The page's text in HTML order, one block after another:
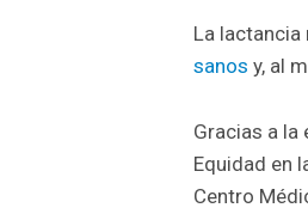
La lactancia
sanos y, al
Gracias a la
Equidad en
Centro